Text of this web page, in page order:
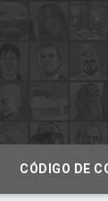
CÓDIGO DE